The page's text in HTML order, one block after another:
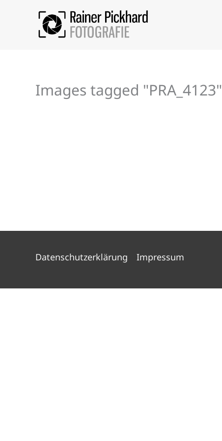
Images tagged "PRA_4123"
Datenschutzerklärung Impressum